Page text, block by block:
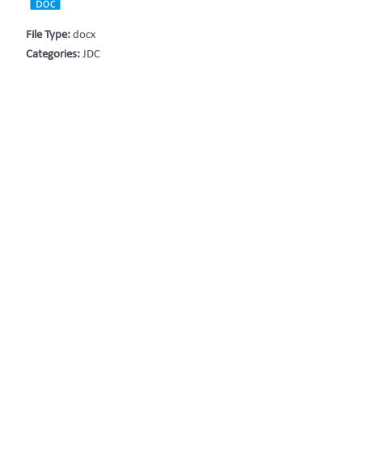
File Type:docx
Categories:JDC